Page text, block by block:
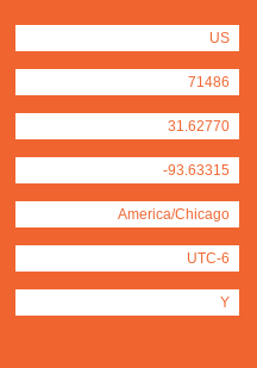
US
71486
31.62770
-93.63315
America/Chicago
UTC-6
Y